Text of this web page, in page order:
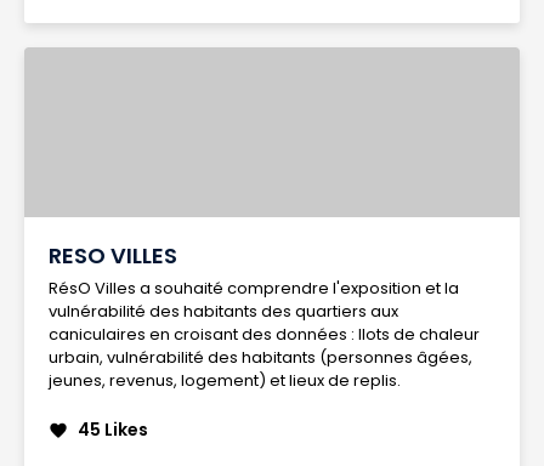
RESO VILLES
RésO Villes a souhaité comprendre l'exposition et la
vulnérabilité des habitants des quartiers aux
caniculaires en croisant des données : Ilots de chaleur
urbain, vulnérabilité des habitants (personnes âgées,
jeunes, revenus, logement) et lieux de replis.
favorite 45 Likes